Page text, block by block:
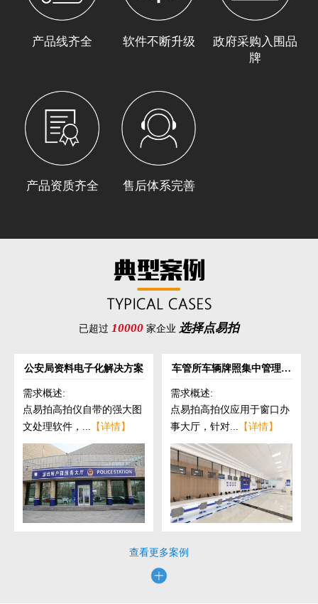
产品线齐全 软件不断升级
政府采购入围品
牌
产品资质齐全 售后体系完善
已超过 10000 家企业 选择点易拍
公安局资料电子化解决方案
需求概述:
点易拍高拍仪自带的强大图
文处理软件，... 【详情】
车管所车辆牌照集中管理解
需求概述:
点易拍高拍仪应用于窗口办
事大厅，针对... 【详情】
查看更多案例